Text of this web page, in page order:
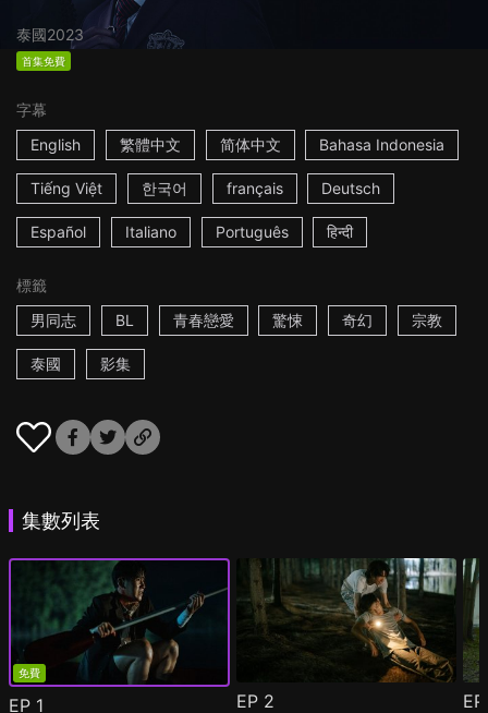
泰國2023
首集免費
字幕
English
繁體中文 简体中文 Bahasa Indonesia
Tiếng Việt 한국어 français Deutsch
Español Italiano Português हिन्दी
標籤
男同志
BL 青春戀愛 驚悚 奇幻 宗教
泰國 影集
集數列表
免費
EP 1 EP 2